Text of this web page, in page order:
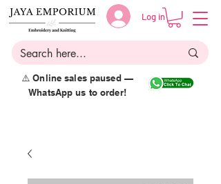
Log in
⚠️ Online sales paused —
WhatsApp us to order!